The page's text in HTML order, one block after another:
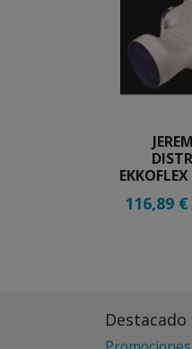
116,89 €
Destacado